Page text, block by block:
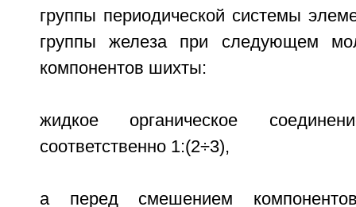
группы периодической системы
группы железа при следующем
компонентов шихты:
жидкое органическое
соответственно 1:(2÷3),
а перед смешением